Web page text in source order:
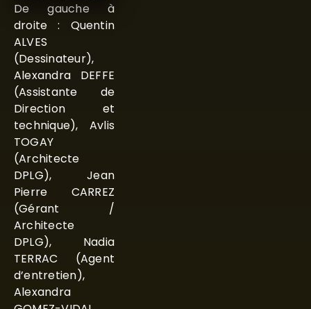
De gauche à
droite : Quentin
ALVES
(Dessinateur),
Alexandra DEFFE
(Assistante de
Direction et
technique), Avlis
TOGAY
(Architecte
DPLG), Jean
Pierre CARREZ
(Gérant /
Architecte
DPLG), Nadia
TERRAC (Agent
d’entretien),
Alexandra